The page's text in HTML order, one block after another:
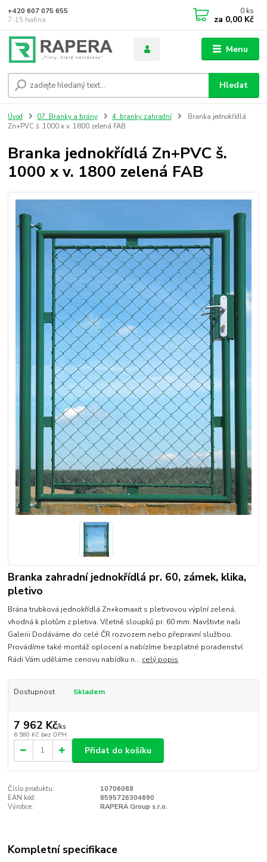
Menu
Hledat
+420 607 075 655
7-15 hodina
0 ks
za 0,00 Kč
Úvod 07. Branky a brány 4. branky zahradní
Branka jednokřídlá
Zn+PVC š. 1000 x v. 1800 zelená FAB
Branka jednokřídlá Zn+PVC š.
1000 x v. 1800 zelená FAB
Branka zahradní jednokřídlá pr. 60, zámek, klika,
pletivo
Brána trubková jednokřídlá Zn+komaxit s pletivovou výplní zelená,
vhodná k plotům z pletiva. Včetně sloupků pr. 60 mm. Navštivte naši
Galerii Dodáváme do celé ČR rozvozem nebo přepravní službou.
Provádíme také montáž oplocení a nabízíme bezplatné poradenství.
Rádi Vám uděláme cenovu nabídku n... celý popis
Dostupnost Skladem
7 962 Kč/ks
6 580 Kč bez DPH
Přidat do košíku
Číslo produktu:
10706088
EAN kód:
8595726304690
Výrobce:
RAPERA Group s.r.o.
Kompletní specifikace